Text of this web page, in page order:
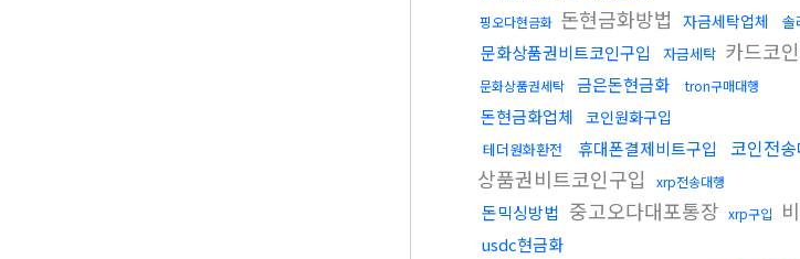
핑오다현금화 돈현금화방법 자금세탁업체 솔
문화상품권비트코인구입 자금세탁 카드코
문화상품권세탁 금은돈현금화 tron구매대행
돈현금화업체 코인원화구입
테더원화환전 휴대폰결제비트구입 코인전
상품권비트코인구입
xrp전송대행
돈믹싱방법 중고오다대포통장 xrp구입
usdc현금화